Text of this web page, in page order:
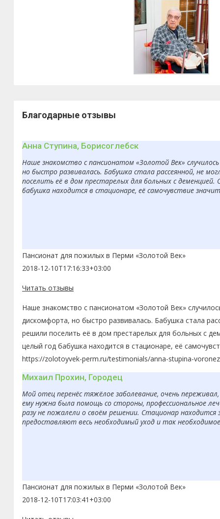
Благодарные отзывы
Анна Ступина, Борисоглебск
Наше знакомство с пансионатом «Золотой Век»
но быстро развивалась. Бабушка стала рассеянной, не
поселить её в дом престарелых для больных с деменцией.
бабушка находится в стационаре, её самочувствие
Пансионат для пожилых в Перми «Золотой Век»
2018-12-10T17:16:33+03:00
Читать отзывы
Наше знакомство с пансионатом «Золотой Век»
дискомфорта, но быстро развивалась. Бабушка стала
решили поселить её в дом престарелых для больных с
целый год бабушка находится в стационаре, её
https://zolotoyvek-perm.ru/testimonials/anna-stupina-
Михаил Прохин, Городец
Мой отец перенёс тяжёлое заболевание, очень
ему нужна была помощь со стороны, профессиональное
разу не пожалели о своём решении. Стационар
предоставляют весь необходимый уход и так
Пансионат для пожилых в Перми «Золотой Век»
2018-12-10T17:03:41+03:00